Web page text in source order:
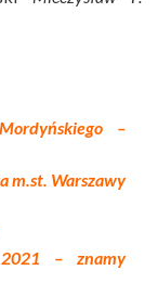
–
m.st. Warszawy
– znamy